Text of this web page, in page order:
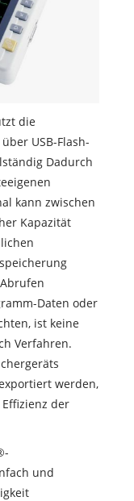
die
USB-Flash-
Dadurch
kann zwischen
Kapazität
Daten oder
ist keine
Verfahren.
werden,
der
und